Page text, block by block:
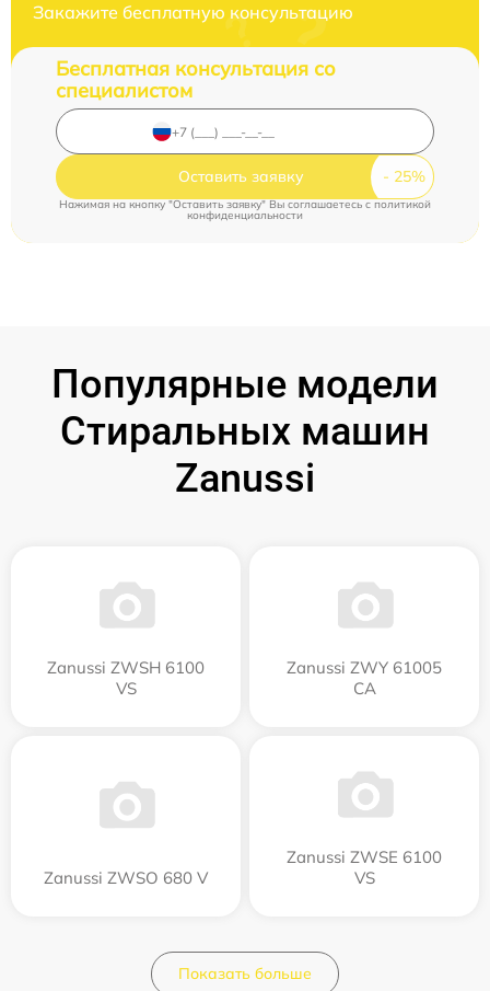
Закажите бесплатную консультацию
Бесплатная консультация со
специалистом
Оставить заявку
Нажимая на кнопку "Оставить заявку" Вы соглашаетесь cполитикой
конфиденциальности
Популярные модели
Стиральных машин
Zanussi
Zanussi ZWSH 6100
VS
Zanussi ZWY 61005
CA
Zanussi ZWSO 680 V
Zanussi ZWSE 6100
VS
Показать больше